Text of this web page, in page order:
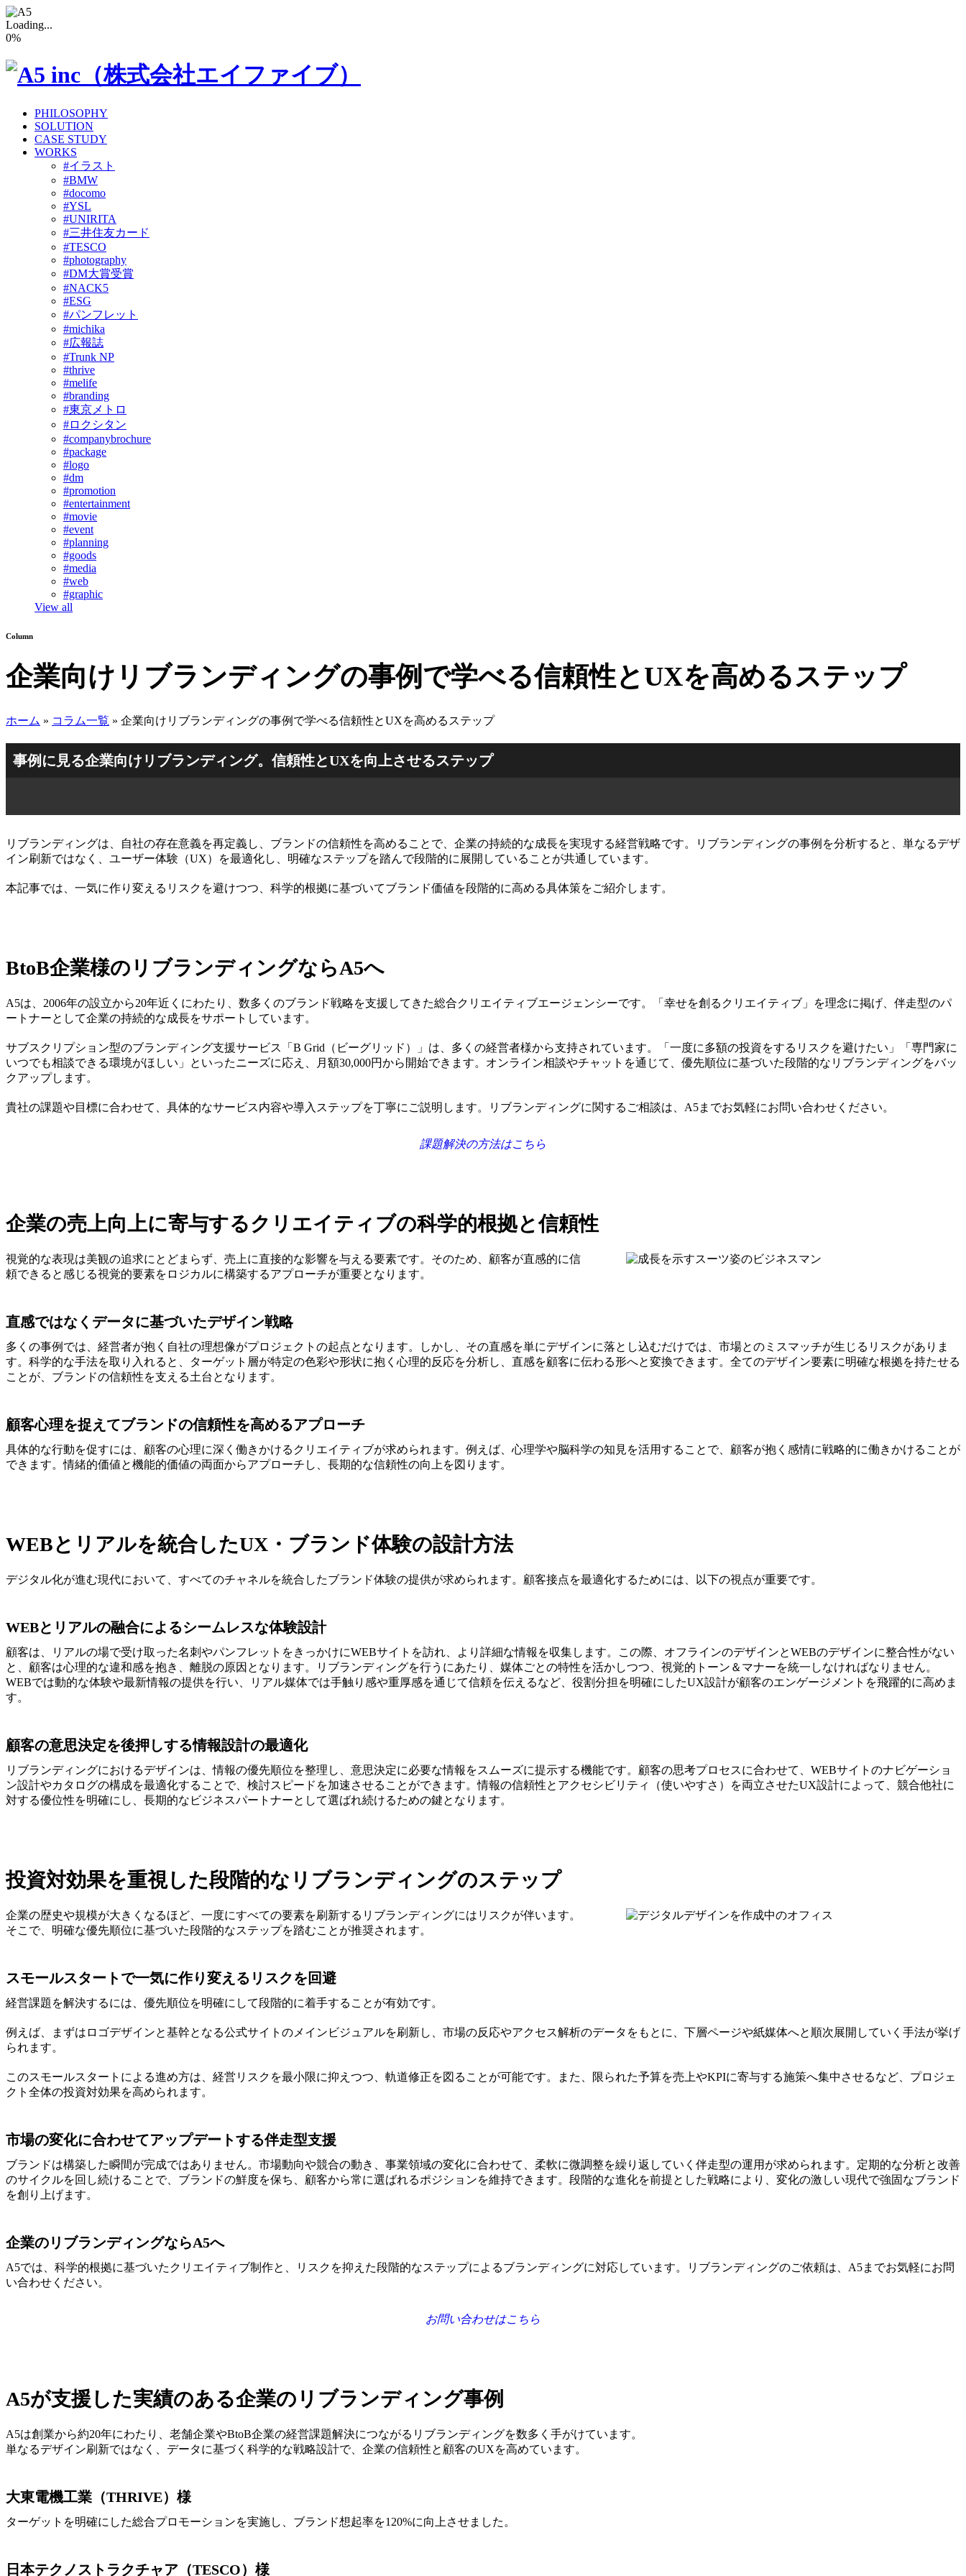
Loading...
0%
PHILOSOPHY
SOLUTION
CASE STUDY
WORKS
#イラスト
#BMW
#docomo
#YSL
#UNIRITA
#三井住友カード
#TESCO
#photography
#DM大賞受賞
#NACK5
#ESG
#パンフレット
#michika
#広報誌
#Trunk NP
#thrive
#melife
#branding
#東京メトロ
#ロクシタン
#companybrochure
#package
#logo
#dm
#promotion
#entertainment
#movie
#event
#planning
#goods
#media
#web
#graphic
View all
Column
企業向けリブランディングの事例で学べる信頼性とUXを高めるステップ
ホーム » コラム一覧 » 企業向けリブランディングの事例で学べる信頼性とUXを高めるステップ
事例に見る企業向けリブランディング。信頼性とUXを向上させるステップ
リブランディングは、自社の存在意義を再定義し、ブランドの信頼性を高めることで、企業の持続的な成長を実現する経営戦略です。リブランディングの事例を分析すると、単なるデザ
イン刷新ではなく、ユーザー体験（UX）を最適化し、明確なステップを踏んで段階的に展開していることが共通しています。
本記事では、一気に作り変えるリスクを避けつつ、科学的根拠に基づいてブランド価値を段階的に高める具体策をご紹介します。
BtoB企業様のリブランディングならA5へ
A5は、2006年の設立から20年近くにわたり、数多くのブランド戦略を支援してきた総合クリエイティブエージェンシーです。「幸せを創るクリエイティブ」を理念に掲げ、伴走型のパ
ートナーとして企業の持続的な成長をサポートしています。
サブスクリプション型のブランディング支援サービス「B Grid（ビーグリッド）」は、多くの経営者様から支持されています。「一度に多額の投資をするリスクを避けたい」「専門家に
いつでも相談できる環境がほしい」といったニーズに応え、月額30,000円から開始できます。オンライン相談やチャットを通じて、優先順位に基づいた段階的なリブランディングをバッ
クアップします。
貴社の課題や目標に合わせて、具体的なサービス内容や導入ステップを丁寧にご説明します。リブランディングに関するご相談は、A5までお気軽にお問い合わせください。
課題解決の方法はこちら
企業の売上向上に寄与するクリエイティブの科学的根拠と信頼性
視覚的な表現は美観の追求にとどまらず、売上に直接的な影響を与える要素です。そのため、顧客が直感的に信
頼できると感じる視覚的要素をロジカルに構築するアプローチが重要となります。
直感ではなくデータに基づいたデザイン戦略
多くの事例では、経営者が抱く自社の理想像がプロジェクトの起点となります。しかし、その直感を単にデザインに落とし込むだけでは、市場とのミスマッチが生じるリスクがありま
す。科学的な手法を取り入れると、ターゲット層が特定の色彩や形状に抱く心理的反応を分析し、直感を顧客に伝わる形へと変換できます。全てのデザイン要素に明確な根拠を持たせる
ことが、ブランドの信頼性を支える土台となります。
顧客心理を捉えてブランドの信頼性を高めるアプローチ
具体的な行動を促すには、顧客の心理に深く働きかけるクリエイティブが求められます。例えば、心理学や脳科学の知見を活用することで、顧客が抱く感情に戦略的に働きかけることが
できます。情緒的価値と機能的価値の両面からアプローチし、長期的な信頼性の向上を図ります。
WEBとリアルを統合したUX・ブランド体験の設計方法
デジタル化が進む現代において、すべてのチャネルを統合したブランド体験の提供が求められます。顧客接点を最適化するためには、以下の視点が重要です。
WEBとリアルの融合によるシームレスな体験設計
顧客は、リアルの場で受け取った名刺やパンフレットをきっかけにWEBサイトを訪れ、より詳細な情報を収集します。この際、オフラインのデザインとWEBのデザインに整合性がない
と、顧客は心理的な違和感を抱き、離脱の原因となります。リブランディングを行うにあたり、媒体ごとの特性を活かしつつ、視覚的トーン＆マナーを統一しなければなりません。
WEBでは動的な体験や最新情報の提供を行い、リアル媒体では手触り感や重厚感を通じて信頼を伝えるなど、役割分担を明確にしたUX設計が顧客のエンゲージメントを飛躍的に高めま
す。
顧客の意思決定を後押しする情報設計の最適化
リブランディングにおけるデザインは、情報の優先順位を整理し、意思決定に必要な情報をスムーズに提示する機能です。顧客の思考プロセスに合わせて、WEBサイトのナビゲーショ
ン設計やカタログの構成を最適化することで、検討スピードを加速させることができます。情報の信頼性とアクセシビリティ（使いやすさ）を両立させたUX設計によって、競合他社に
対する優位性を明確にし、長期的なビジネスパートナーとして選ばれ続けるための鍵となります。
投資対効果を重視した段階的なリブランディングのステップ
企業の歴史や規模が大きくなるほど、一度にすべての要素を刷新するリブランディングにはリスクが伴います。
そこで、明確な優先順位に基づいた段階的なステップを踏むことが推奨されます。
スモールスタートで一気に作り変えるリスクを回避
経営課題を解決するには、優先順位を明確にして段階的に着手することが有効です。
例えば、まずはロゴデザインと基幹となる公式サイトのメインビジュアルを刷新し、市場の反応やアクセス解析のデータをもとに、下層ページや紙媒体へと順次展開していく手法が挙げ
られます。
このスモールスタートによる進め方は、経営リスクを最小限に抑えつつ、軌道修正を図ることが可能です。また、限られた予算を売上やKPIに寄与する施策へ集中させるなど、プロジェ
クト全体の投資対効果を高められます。
市場の変化に合わせてアップデートする伴走型支援
ブランドは構築した瞬間が完成ではありません。市場動向や競合の動き、事業領域の変化に合わせて、柔軟に微調整を繰り返していく伴走型の運用が求められます。定期的な分析と改善
のサイクルを回し続けることで、ブランドの鮮度を保ち、顧客から常に選ばれるポジションを維持できます。段階的な進化を前提とした戦略により、変化の激しい現代で強固なブランド
を創り上げます。
企業のリブランディングならA5へ
A5では、科学的根拠に基づいたクリエイティブ制作と、リスクを抑えた段階的なステップによるブランディングに対応しています。リブランディングのご依頼は、A5までお気軽にお問
い合わせください。
お問い合わせはこちら
A5が支援した実績のある企業のリブランディング事例
A5は創業から約20年にわたり、老舗企業やBtoB企業の経営課題解決につながるリブランディングを数多く手がけています。
単なるデザイン刷新ではなく、データに基づく科学的な戦略設計で、企業の信頼性と顧客のUXを高めています。
大東電機工業（THRIVE）様
ターゲットを明確にした総合プロモーションを実施し、ブランド想起率を120%に向上させました。
日本テクノストラクチャア（TESCO）様